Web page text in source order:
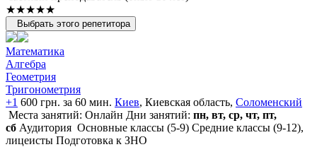
★★★★★
Выбрать этого репетитора
Математика
Алгебра
Геометрия
Тригонометрия
+1 600 грн. за 60 мин. Киев, Киевская область, Соломенский
Места занятий: Онлайн Дни занятий: пн, вт, ср, чт, пт,
сб Аудитория Основные классы (5-9) Средние классы (9-12),
лицеисты Подготовка к ЗНО